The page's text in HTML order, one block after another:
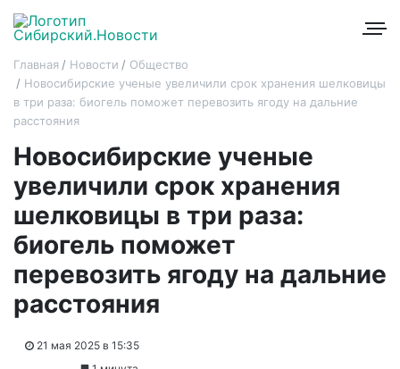
Главная Новости
Общество
Новосибирские ученые увеличили срок хранения шелковицы
в три раза: биогель поможет перевозить ягоду на дальние
расстояния
Новосибирские ученые
увеличили срок хранения
шелковицы в три раза:
биогель поможет
перевозить ягоду на дальние
расстояния
21 мая 2025 в 15:35